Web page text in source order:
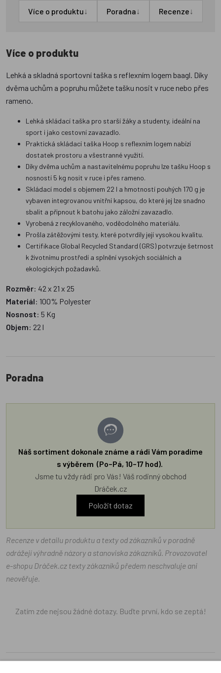
Více o produktu↓ Poradna↓ Recenze↓
Více o produktu
Lehká a skladná sportovní taška s reflexním logem baagl. Díky
dvěma uchům a popruhu můžete tašku nosit v ruce nebo přes
rameno.
Lehká skládací taška pro starší žáky a studenty, ideální na
sport i jako cestovní zavazadlo.
Praktická skládací taška Hoop s reflexním logem nabízí
dostatek prostoru a všestranné využití.
Díky dvěma uchům a nastavitelnému popruhu lze tašku Hoop s
nosností 5 kg nosit v ruce i přes rameno.
Skládací model s objemem 22 l a hmotností pouhých 170 g je
vybaven integrovanou vnitřní kapsou, do které jej lze snadno
sbalit a připnout k batohu jako záložní zavazadlo.
Vyrobená z recyklovaného, voděodolného materiálu.
Prošla zátěžovými testy, které potvrdily její vysokou kvalitu.
Certifikace Global Recycled Standard (GRS) potvrzuje šetrnost
k životnímu prostředí a splnění vysokých sociálních a
ekologických požadavků.
Rozměr: 42 x 21 x 25
Materiál: 100% Polyester
Nosnost: 5 Kg
Objem: 22 l
Poradna
Náš sortiment dokonale známe a rádi Vám poradíme
s výběrem (Po–Pá, 10–17 hod).
Jsme tu vždy rádi pro Vás! Váš rodinný obchod
Dráček.cz
Položit dotaz
Recenze v detailu produktu a texty od zákazníků v poradně
odrážejí výhradně názory a stanoviska zákazníků. Provozovatel
e-shopu Dráček.cz texty zákazníků předem neschvaluje ani
neověřuje.
Zatím zde nejsou žádné dotazy. Buďte první, kdo se zeptá!